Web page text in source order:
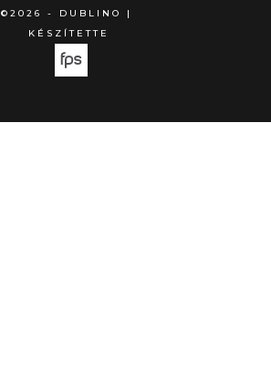
©2026 - DUBLINO |
KÉSZÍTETTE